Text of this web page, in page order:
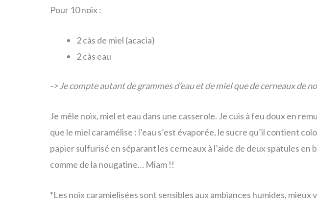
Pour 10 noix :
2 càs de miel (acacia)
2 càs eau
-> Je compte autant de grammes d’eau et de miel que de cerneaux de
Je mêle noix, miel et eau dans une casserole. Je cuis à feu doux en
que le miel caramélise : l’eau s’est évaporée, le sucre qu’il contient
papier sulfurisé en séparant les cerneaux à l’aide de deux spatules
comme de la nougatine… Miam !!
*Les noix caramielisées sont sensibles aux ambiances humides,